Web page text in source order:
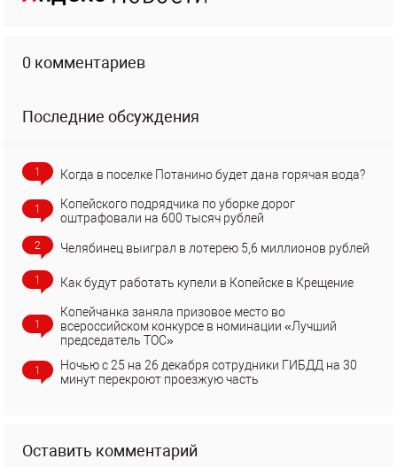
0 комментариев
Последние обсуждения
1 Когда в поселке Потанино будет дана горячая вода?
1
Копейского подрядчика по уборке дорог
оштрафовали на 600 тысяч рублей
2 Челябинец выиграл в лотерею 5,6 миллионов рублей
1 Как будут работать купели в Копейске в Крещение
1
Копейчанка заняла призовое место во
всероссийском конкурсе в номинации «Лучший
председатель ТОС»
1
Ночью с 25 на 26 декабря сотрудники ГИБДД на 30
минут перекроют проезжую часть
Оставить комментарий